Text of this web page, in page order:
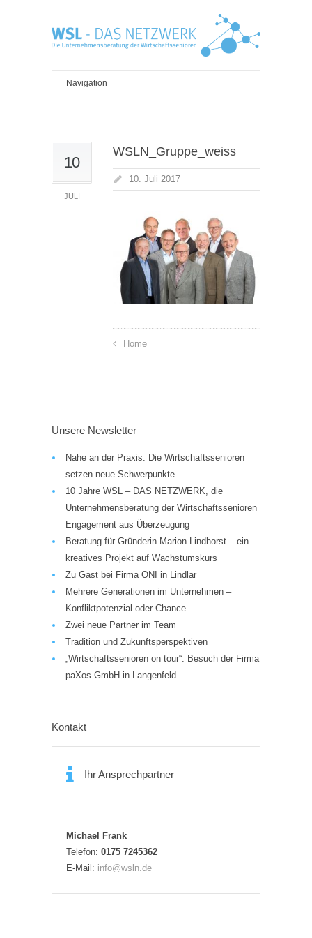
10
JULI
WSLN_Gruppe_weiss
10. Juli 2017
Home
Unsere Newsletter
Nahe an der Praxis: Die Wirtschaftssenioren
setzen neue Schwerpunkte
10 Jahre WSL – DAS NETZWERK, die
Unternehmensberatung der Wirtschaftssenioren
Engagement aus Überzeugung
Beratung für Gründerin Marion Lindhorst – ein
kreatives Projekt auf Wachstumskurs
Zu Gast bei Firma ONI in Lindlar
Mehrere Generationen im Unternehmen –
Konfliktpotenzial oder Chance
Zwei neue Partner im Team
Tradition und Zukunftsperspektiven
„Wirtschaftssenioren on tour“: Besuch der Firma
paXos GmbH in Langenfeld
Kontakt
Ihr Ansprechpartner
Michael Frank
Telefon: 0175 7245362
E-Mail: info@wsln.de